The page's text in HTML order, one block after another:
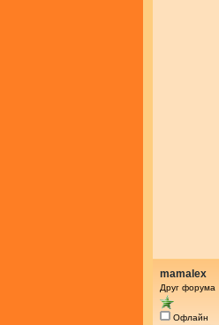
mamalex
Друг форума
Офлайн